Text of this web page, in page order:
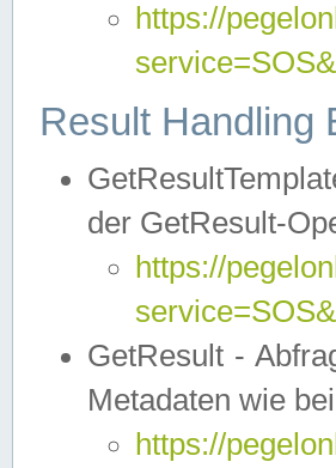
https://
Result Handling
der GetResult-
https://
GetResult -
Metadaten wie
https://